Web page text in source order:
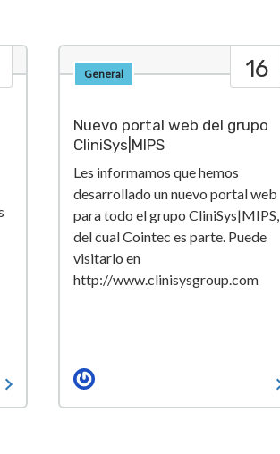
16
General
Nuevo portal web del grupo
CliniSys|MIPS
Les informamos que hemos
desarrollado un nuevo portal web
para todo el grupo CliniSys|MIPS,
del cual Cointec es parte. Puede
visitarlo en
http://www.clinisysgroup.com